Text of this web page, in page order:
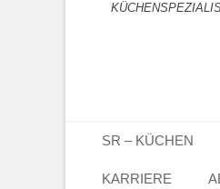
Primäres Menü
Inhalt
springen
SR – KÜCHEN
KARRIERE